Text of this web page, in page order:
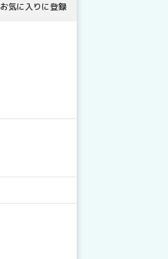
お気に入りに登録